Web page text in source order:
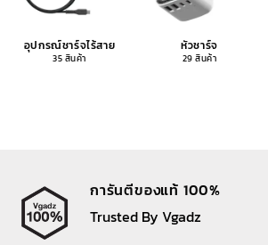
อุปกรณ์ชาร์จไร้สาย
35 สินค้า
หัวชาร์จ
29 สินค้า
การันตีของแท้ 100%
Trusted By Vgadz